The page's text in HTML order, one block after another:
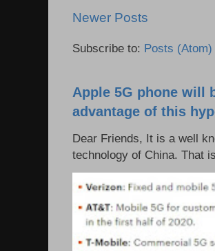
Newer Posts
Subscribe to: Posts (Atom)
Apple 5G phone will
advantage of this
Dear Friends, It is a well
technology of China. That